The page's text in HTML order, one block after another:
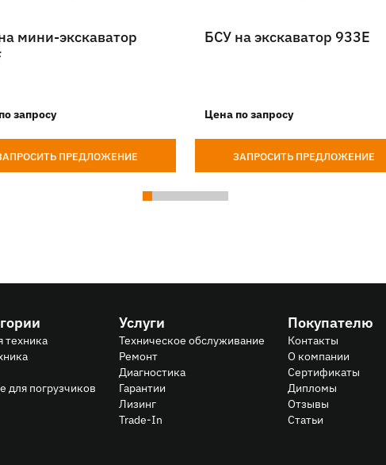
мини-экскаватор
запросу
ПРЕДЛОЖЕНИЕ
БСУ на экскаватор 933E
Цена по запросу
ЗАПРОСИТЬ ПРЕДЛОЖЕНИЕ
техника
для погрузчиков
Услуги
Техническое обслуживание
Ремонт
Диагностика
Гарантии
Лизинг
Trade-In
Покупателю
Контакты
О компании
Сертификаты
Дипломы
Отзывы
Статьи